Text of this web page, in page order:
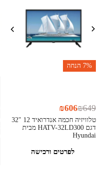
7% הנחה
טלוויזיה חכמה אנדרואיד 12 "32
דגם HATV-32LD300 מבית
Hyundai
₪649
₪606
לפרטים ורכישה